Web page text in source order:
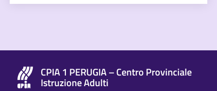
CPIA 1 PERUGIA – Centro Provinciale
Istruzione Adulti